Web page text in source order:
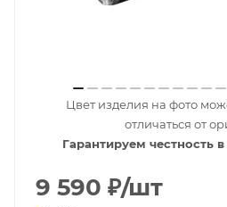
Цвет изделия на фото
отличаться от
Гарантируем честность
9 590 ₽/шт